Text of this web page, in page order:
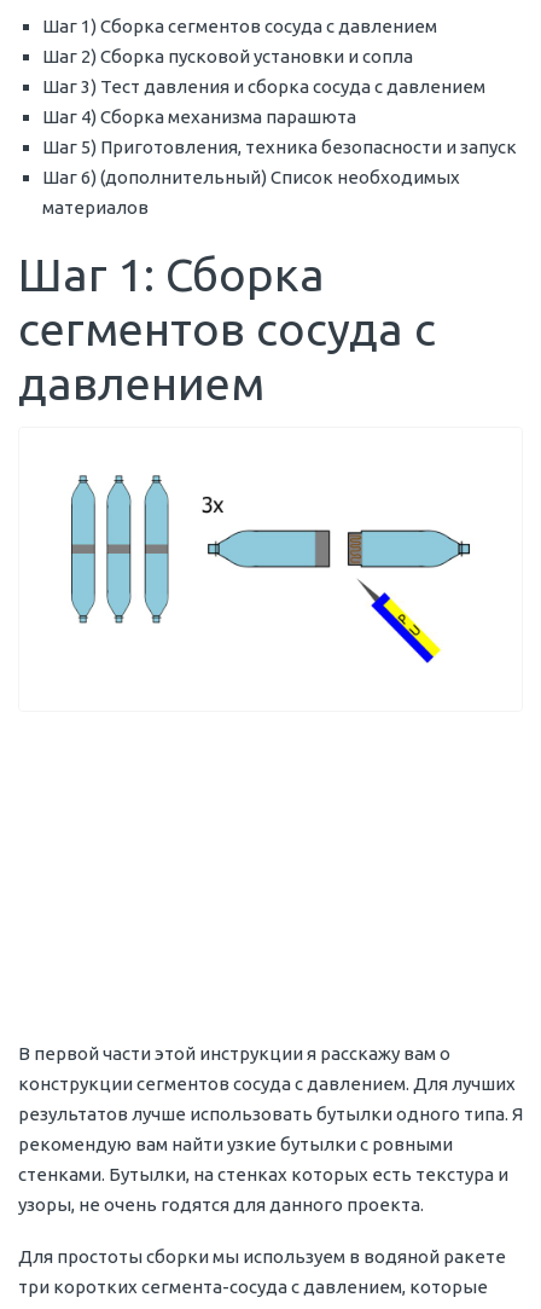
Шаг 1) Сборка сегментов сосуда с давлением
Шаг 2) Сборка пусковой установки и сопла
Шаг 3) Тест давления и сборка сосуда c давлением
Шаг 4) Сборка механизма парашюта
Шаг 5) Приготовления, техника безопасности и запуск
Шаг 6) (дополнительный) Список необходимых
материалов
Шаг 1: Сборка
сегментов сосуда с
давлением
В первой части этой инструкции я расскажу вам о
конструкции сегментов сосуда с давлением. Для лучших
результатов лучше использовать бутылки одного типа. Я
рекомендую вам найти узкие бутылки с ровными
стенками. Бутылки, на стенках которых есть текстура и
узоры, не очень годятся для данного проекта.
Для простоты сборки мы используем в водяной ракете
три коротких сегмента-сосуда с давлением, которые